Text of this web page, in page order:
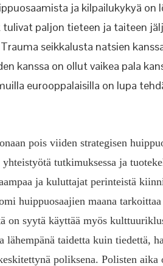
ja kilpailukykyä on
paljon tieteen ja taiteen
seikkalusta natsien
kanssa on ollut vaikea pala
eurooppalaisilla on lupa
pois viiden strategisen
yhteistyötä tutkimuksessa ja
ja kuluttajat perinteistä
huippuosaajien maana
on syytä käyttää myös
lähempänä taidetta kuin tiedettä,
poliksena. Polisten